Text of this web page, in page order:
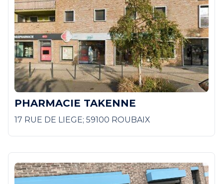
PHARMACIE TAKENNE
17 RUE DE LIEGE; 59100 ROUBAIX